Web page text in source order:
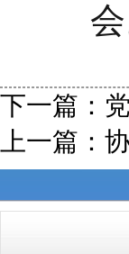
会
下一篇：
上一篇：